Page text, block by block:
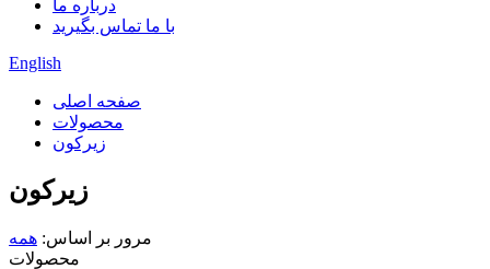
درباره ما
با ما تماس بگیرید
English
صفحه اصلی
محصولات
زیرکون
زیرکون
مرور بر اساس: همه
محصولات